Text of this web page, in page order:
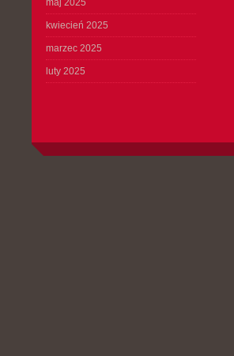
maj 2025
kwiecień 2025
marzec 2025
luty 2025